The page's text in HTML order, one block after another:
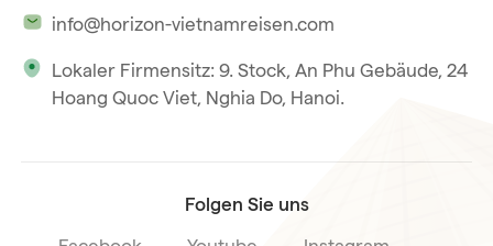
Unsere internationale Tourismuslizenz
info@horizon-vietnamreisen.com
Lokaler Firmensitz: 9. Stock, An Phu Gebäude, 24
Hoang Quoc Viet, Nghia Do, Hanoi.
Folgen Sie uns